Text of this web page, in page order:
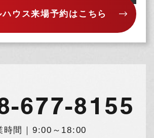
合わせ内容や代金の請求に関する
ユーザーに対してサービスを提
情報の第三者提供）
意を得ることなく，第三者に個人
ハウス来場予約はこちら
677-8155
時間｜9:00～18:00